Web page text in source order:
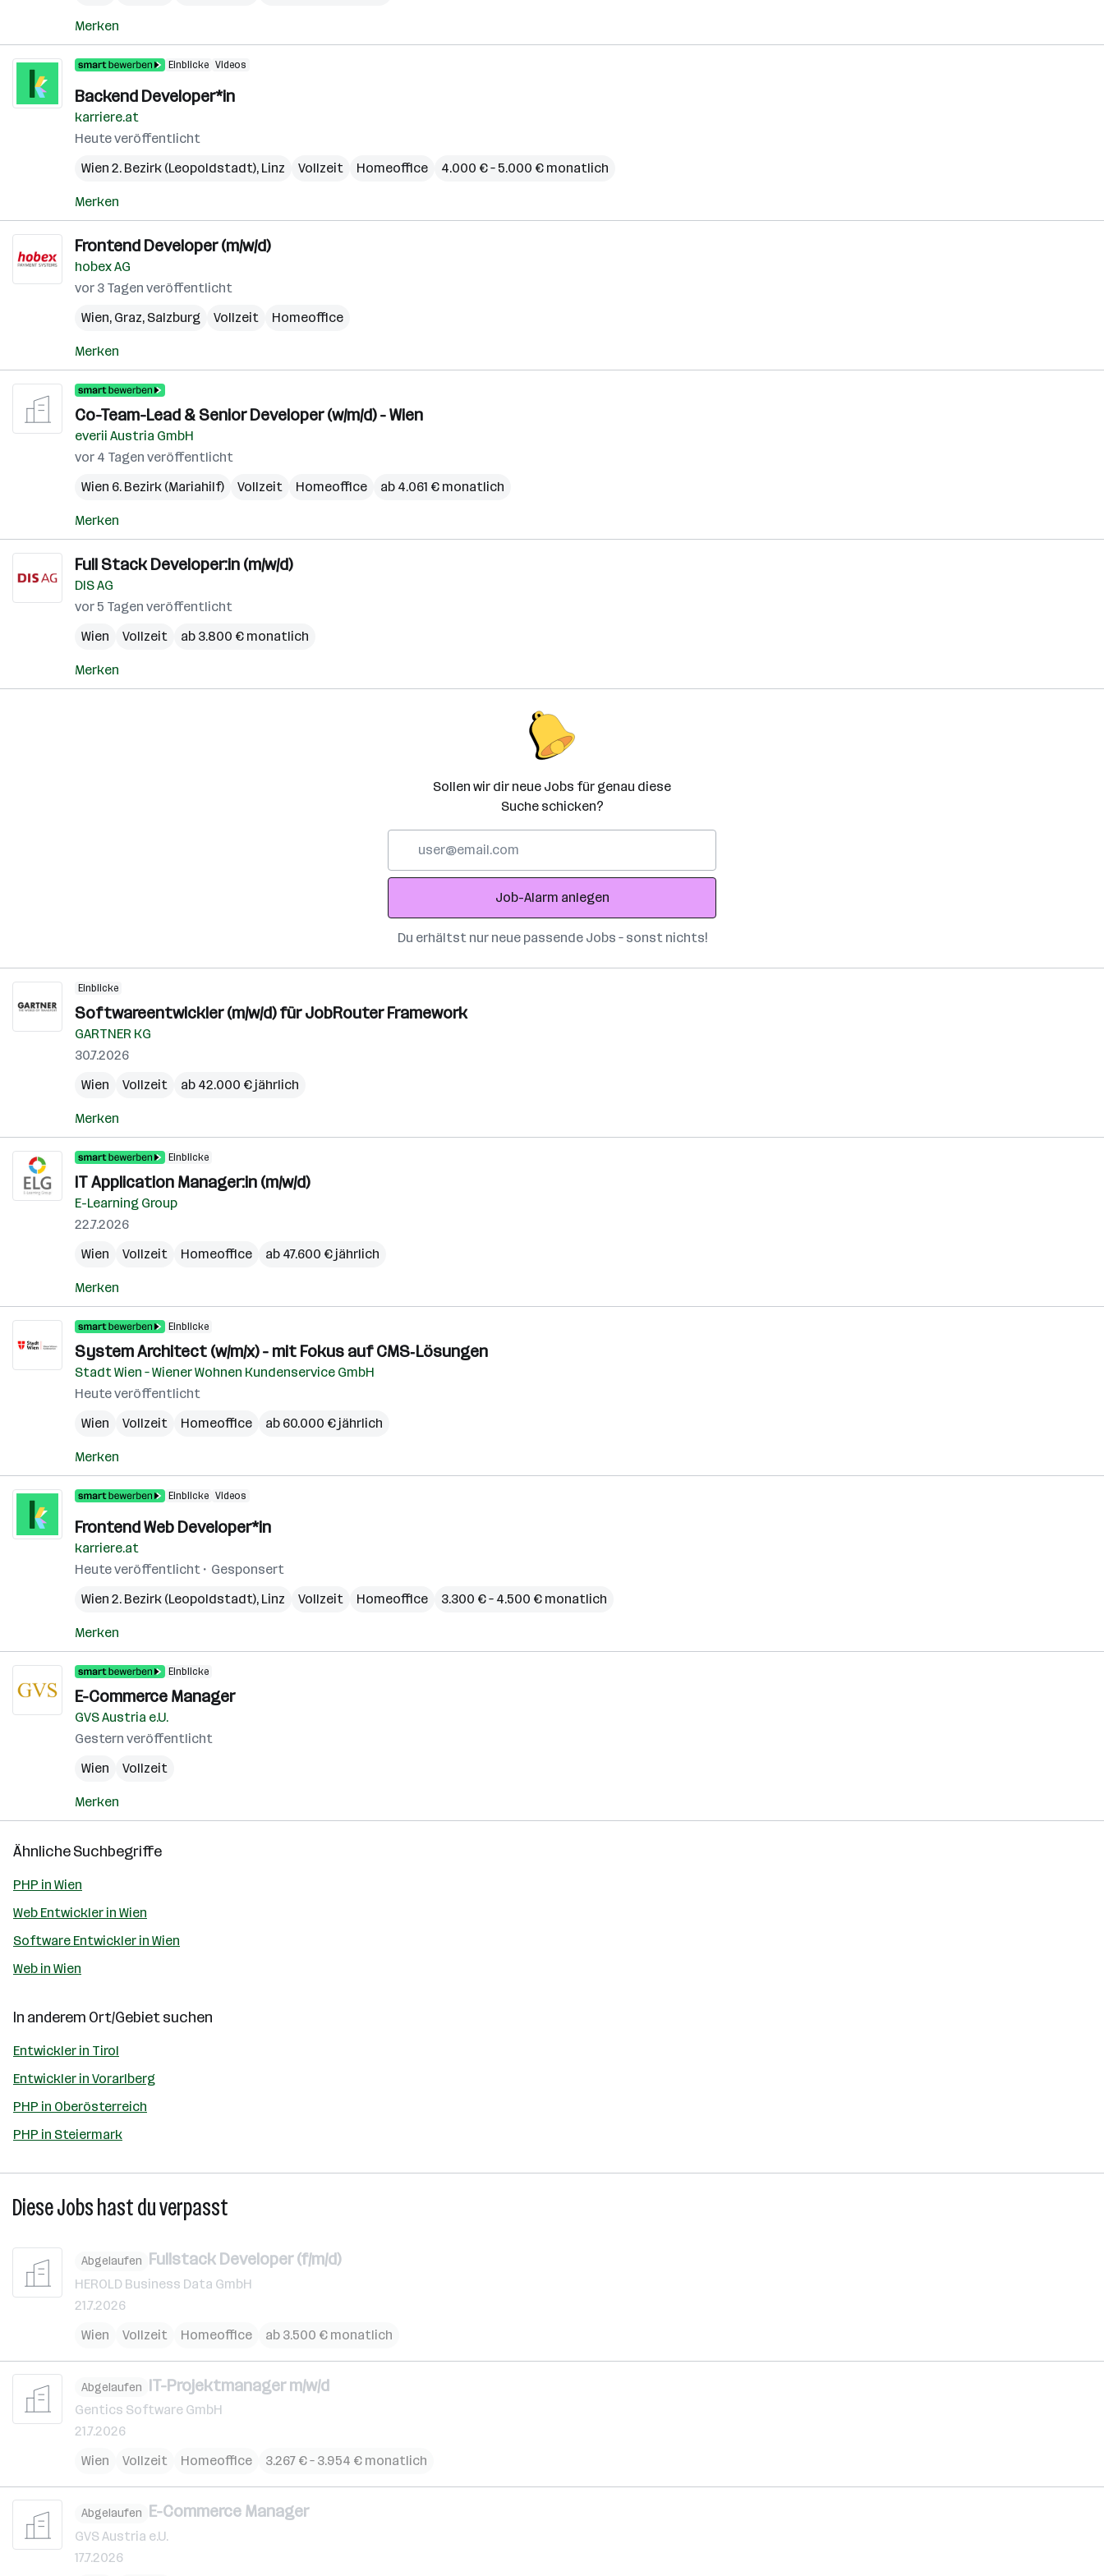
Merken
Einblicke Videos
Backend Developer*in
karriere.at
Heute veröffentlicht
Wien 2. Bezirk (Leopoldstadt), Linz Vollzeit Homeoffice 4.000 € – 5.000 € monatlich
Merken
Frontend Developer (m/w/d)
hobex AG
vor 3 Tagen veröffentlicht
Wien, Graz, Salzburg Vollzeit Homeoffice
Merken
Co-Team-Lead & Senior Developer (w/m/d) - Wien
everii Austria GmbH
vor 4 Tagen veröffentlicht
Wien 6. Bezirk (Mariahilf)
Vollzeit Homeoffice ab 4.061 € monatlich
Merken
Full Stack Developer:in (m/w/d)
DIS AG
vor 5 Tagen veröffentlicht
Wien
Vollzeit ab 3.800 € monatlich
Merken
Sollen wir dir neue Jobs für genau diese
Suche schicken?
Adresse
Job-Alarm anlegen
Du erhältst nur neue passende Jobs – sonst nichts!
Einblicke
Softwareentwickler (m/w/d) für JobRouter Framework
GARTNER KG
30.7.2026
Wien
Vollzeit ab 42.000 € jährlich
Merken
Einblicke
IT Application Manager:in (m/w/d)
E-Learning Group
22.7.2026
Wien
Vollzeit Homeoffice ab 47.600 € jährlich
Merken
Einblicke
System Architect (w/m/x) - mit Fokus auf CMS‑Lösungen
Stadt Wien – Wiener Wohnen Kundenservice GmbH
Heute veröffentlicht
Wien
Vollzeit Homeoffice ab 60.000 € jährlich
Merken
Einblicke Videos
Frontend Web Developer*in
karriere.at
Heute veröffentlicht
Gesponsert
Wien 2. Bezirk (Leopoldstadt), Linz Vollzeit Homeoffice 3.300 € – 4.500 € monatlich
Merken
Einblicke
E-Commerce Manager
GVS Austria e.U.
Gestern veröffentlicht
Wien
Vollzeit
Merken
Ähnliche Suchbegriffe
PHP in Wien
Web Entwickler in Wien
Software Entwickler in Wien
Web in Wien
In anderem Ort/Gebiet suchen
Entwickler in Tirol
Entwickler in Vorarlberg
PHP in Oberösterreich
PHP in Steiermark
Diese Jobs hast du verpasst
Abgelaufen Fullstack Developer (f/m/d)
HEROLD Business Data GmbH
21.7.2026
Wien
Vollzeit Homeoffice ab 3.500 € monatlich
Abgelaufen IT-Projektmanager m/w/d
Gentics Software GmbH
21.7.2026
Wien
Vollzeit Homeoffice 3.267 € – 3.954 € monatlich
Abgelaufen E-Commerce Manager
GVS Austria e.U.
17.7.2026